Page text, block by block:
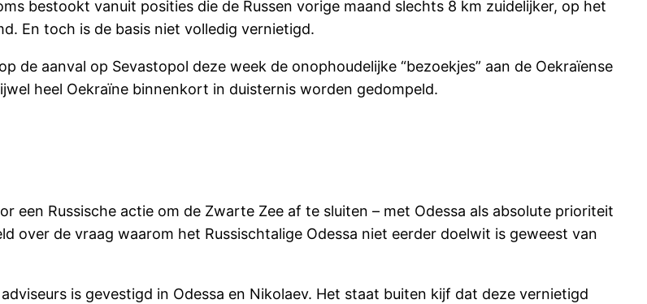
bestookt vanuit posities die de Russen vorige maand slechts 8 km zuidelijker, op het
En toch is de basis niet volledig vernietigd.
de aanval op Sevastopol deze week de onophoudelijke “bezoekjes” aan de Oekraïense
heel Oekraïne binnenkort in duisternis worden gedompeld.
een Russische actie om de Zwarte Zee af te sluiten – met Odessa als absolute prioriteit
over de vraag waarom het Russischtalige Odessa niet eerder doelwit is geweest van
is gevestigd in Odessa en Nikolaev. Het staat buiten kijf dat deze vernietigd